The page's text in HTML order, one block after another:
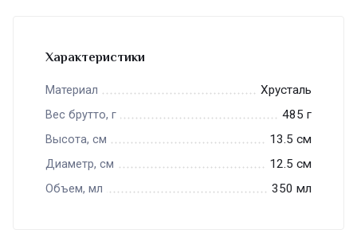
Характеристики
Материал Хрусталь
Вес брутто, г 485 г
Высота, см 13.5 см
Диаметр, см 12.5 см
Объем, мл 350 мл